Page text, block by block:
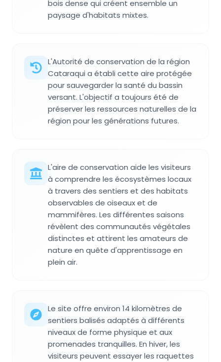
bois dense qui créent ensemble un
paysage d'habitats mixtes.
L'Autorité de conservation de la région
Cataraqui a établi cette aire protégée
pour sauvegarder la santé du bassin
versant. L'objectif a toujours été de
préserver les ressources naturelles de la
région pour les générations futures.
L'aire de conservation aide les visiteurs
à comprendre les écosystèmes locaux
à travers des sentiers et des habitats
observables de oiseaux et de
mammifères. Les différentes saisons
révèlent des communautés végétales
distinctes et attirent les amateurs de
nature en quête d'apprentissage en
plein air.
Le site offre environ 14 kilomètres de
sentiers balisés adaptés à différents
niveaux de forme physique et aux
promenades tranquilles. En hiver, les
visiteurs peuvent essayer les raquettes